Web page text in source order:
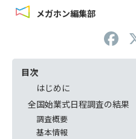
メガホン編集部
F
a
e
b
目次
はじめに
全国始業式日程調査の結果
調査概要
基本情報